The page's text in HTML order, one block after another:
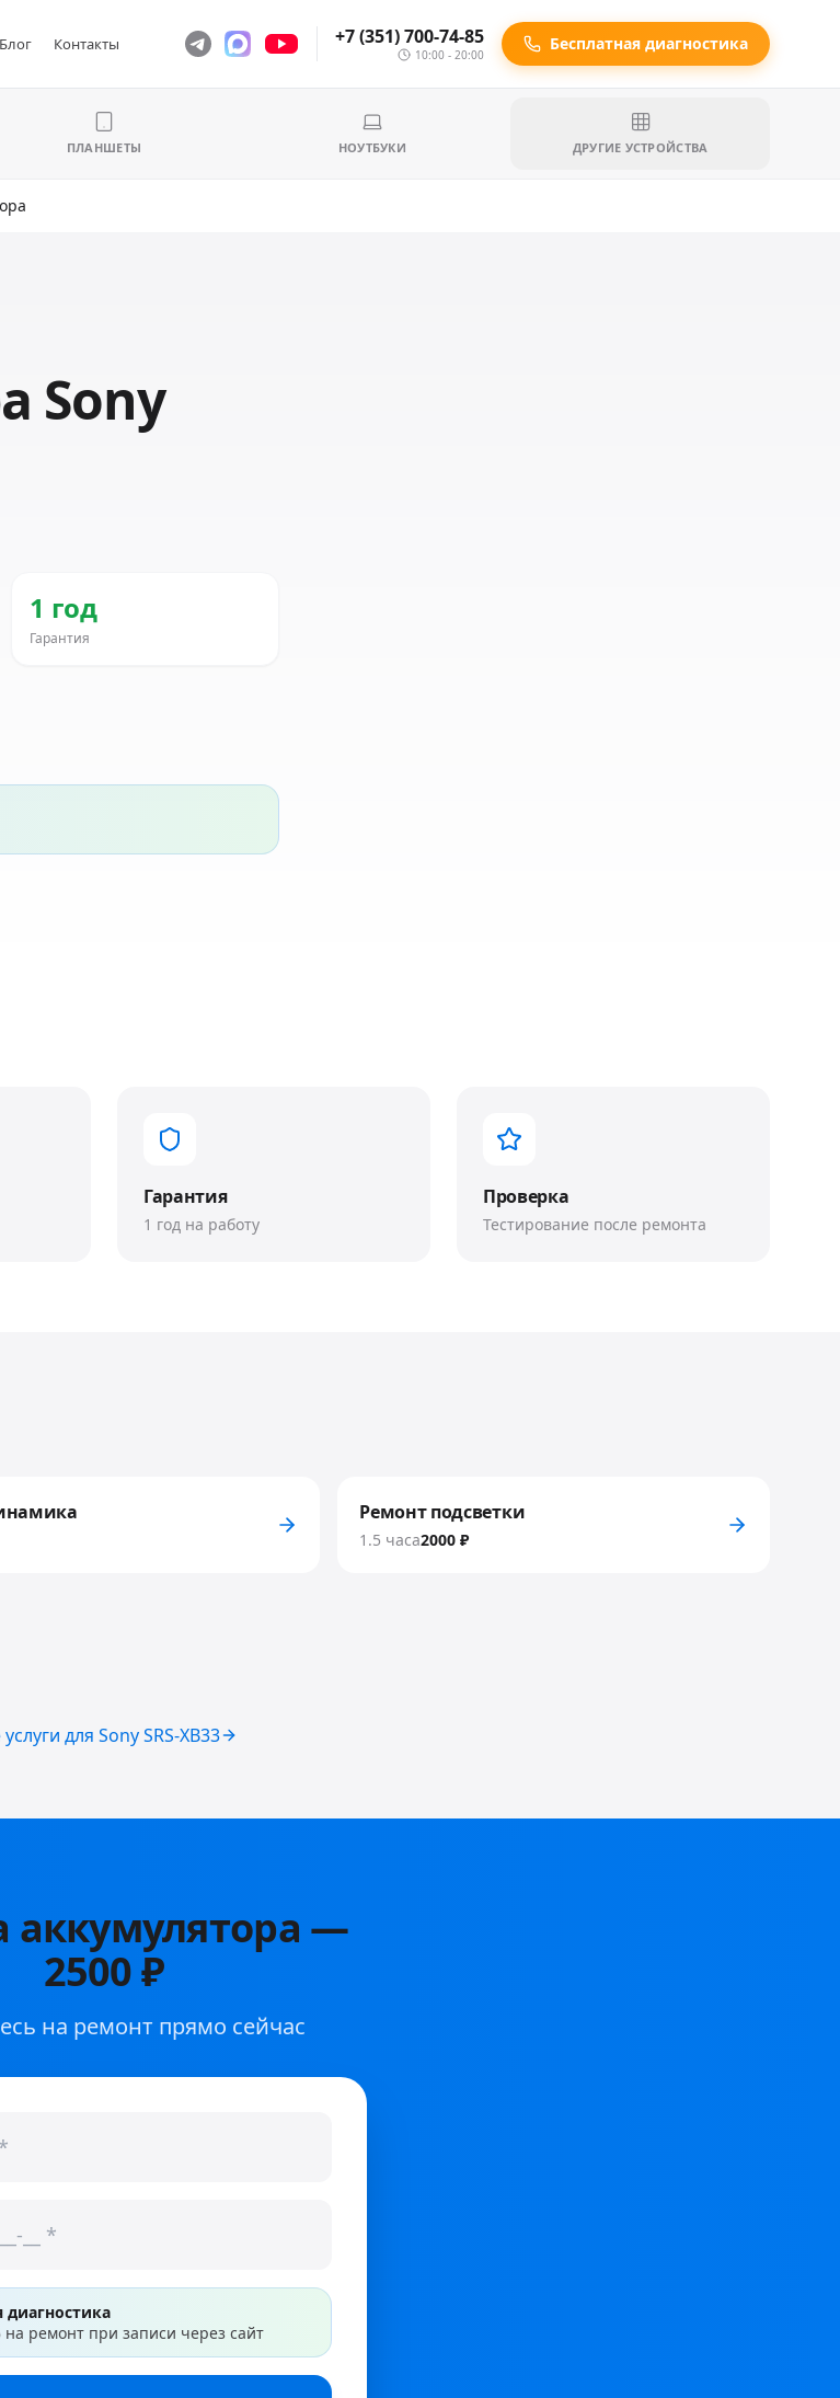
Блог Контакты +7 (351) 700-74-85
10:00 - 20:00
Бесплатная диагностика
ПЛАНШЕТЫ НОУТБУКИ ДРУГИЕ УСТРОЙСТВА
Sony
1 год
Гарантия
Гарантия
1 год на работу
Проверка
Тестирование после ремонта
Ремонт подсветки
1.5 часа2000 ₽
услуги для Sony SRS-XB33
аккумулятора —
2500 ₽
на ремонт прямо сейчас
диагностика
на ремонт при записи через сайт